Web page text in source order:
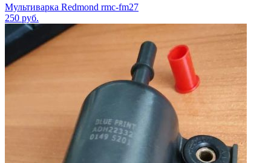
Мультиварка Redmond rmc-fm27
250 руб.